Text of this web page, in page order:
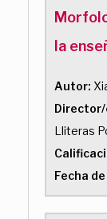
la
Autor:
Director/
Lliteras
Fecha